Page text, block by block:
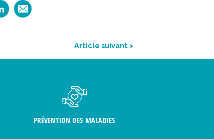
Article suivant >
PRÉVENTION DES MALADIES